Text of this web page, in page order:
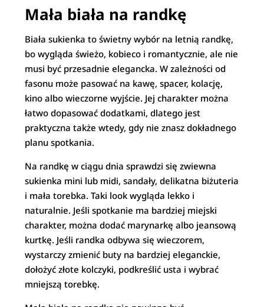
Mała biała na randkę
Biała sukienka to świetny wybór na letnią randkę,
bo wygląda świeżo, kobieco i romantycznie, ale nie
musi być przesadnie elegancka. W zależności od
fasonu może pasować na kawę, spacer, kolację,
kino albo wieczorne wyjście. Jej charakter można
łatwo dopasować dodatkami, dlatego jest
praktyczna także wtedy, gdy nie znasz dokładnego
planu spotkania.
Na randkę w ciągu dnia sprawdzi się zwiewna
sukienka mini lub midi, sandały, delikatna biżuteria
i mała torebka. Taki look wygląda lekko i
naturalnie. Jeśli spotkanie ma bardziej miejski
charakter, można dodać marynarkę albo jeansową
kurtkę. Jeśli randka odbywa się wieczorem,
wystarczy zmienić buty na bardziej eleganckie,
dołożyć złote kolczyki, podkreślić usta i wybrać
mniejszą torebkę.